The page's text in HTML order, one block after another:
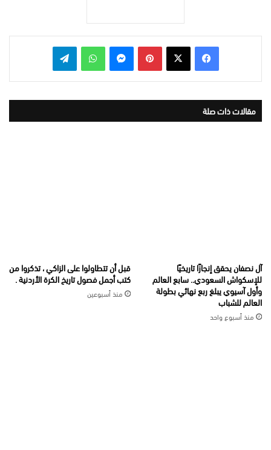
بينتيريست واتساب
مقالات ذات صلة
آل نصفان يحقق إنجازًا تاريخيًا
للإسكواش السعودي.. سابع العالم
وأول آسيوي يبلغ ربع نهائي بطولة
العالم للشباب
منذ أسبوع واحد
قبل أن تتطاولوا على الزاكي ، تذكروا من
كتب أجمل فصول تاريخ الكرة الأردنية .
منذ أسبوعين